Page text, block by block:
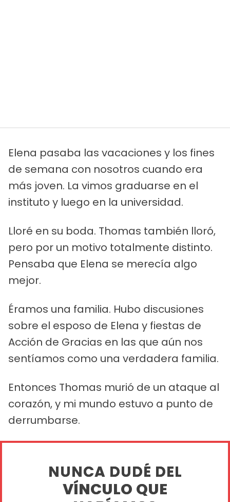
Elena pasaba las vacaciones y los fines
de semana con nosotros cuando era
más joven. La vimos graduarse en el
instituto y luego en la universidad.
Lloré en su boda. Thomas también lloró,
pero por un motivo totalmente distinto.
Pensaba que Elena se merecía algo
mejor.
Éramos una familia. Hubo discusiones
sobre el esposo de Elena y fiestas de
Acción de Gracias en las que aún nos
sentíamos como una verdadera familia.
Entonces Thomas murió de un ataque al
corazón, y mi mundo estuvo a punto de
derrumbarse.
NUNCA DUDÉ DEL
VÍNCULO QUE